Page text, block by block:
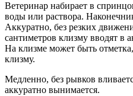
Ветеринар набирает в
воды или раствора.
Аккуратно, без резких
сантиметров клизму вводят в
На клизме может быть
клизму.
Медленно, без рывков
аккуратно вынимается.